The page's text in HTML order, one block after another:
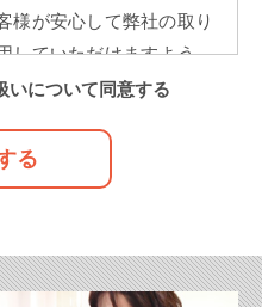
様が安心して弊社の取り
していただけますよう、
を下記の取扱いに沿っ
お願い致します。
を以下の目的の範囲内で
いについて同意する